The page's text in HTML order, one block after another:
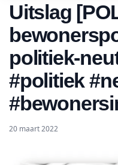
Uitslag
politiek-
#politiek
20 maart 2022